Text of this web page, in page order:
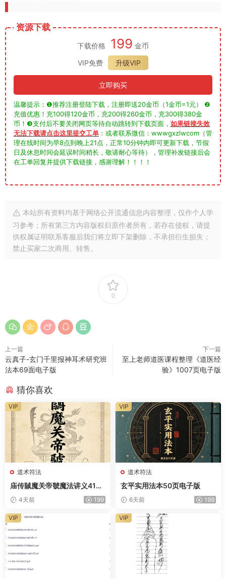
资源下载
下载价格 199 金币
VIP免费
升级VIP
立即购买
温馨提示：❶推荐注册登陆下载，注册即送20金币（1金币=1元） ❷
充值优惠！充100得120金币，充200得260金币，充300得380金
币！❸支付后不要关闭网页等待自动跳转到下载页面， 如果链接失效
无法下载请点击这里提交工单 ：或者联系微信：wwwgxzlwcom（管
理在线时间为早8点到晚上21点，正常10分钟内即可更新下载，节假
日及休息时间会延误时间稍长，敬请耐心等待），管理补发链接后会
在工单回复并提供下载链接，感谢理解！！！！
本站所有资料均基于网络公开流通信息内容整理，仅作个人学
习参考；所有第三方内容版权归原作者所有，若存在侵权，请提
供权属证明联系客服后我们将立即下架删除，不承担衍生损失；
禁止买家二次商用、转售。
0
上一篇
云真子-玄门千里报神耳术研究班
法本69面电子版
下一篇
至上老师道医课程整理《道医经
验》1007页电子版
猜你喜欢
道术符法
庙传馘魔关帝虢魔法讲义41页
电子版
4天前 199
VIP
道术符法
玄平实用法本50页电子版
6天前 199
VIP
VIP VIP